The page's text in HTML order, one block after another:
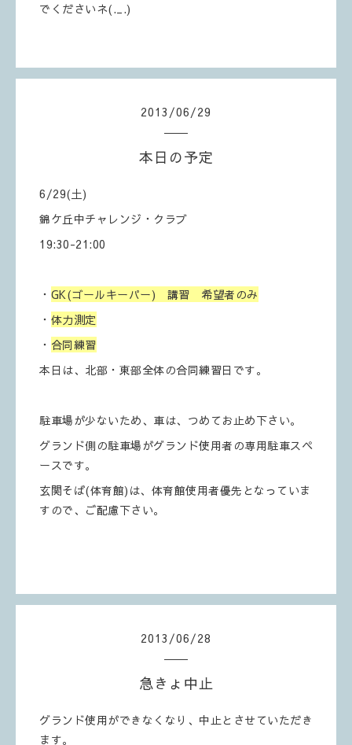
でくださいネ(._.)
2013 /06/29
本日の予定
6/29(土)
錦ケ丘中チャレンジ・クラブ
19:30-21:00
・ GK(ゴールキーパー) 講習 希望者のみ
・ 体力測定
・ 合同練習
本日は、北部・東部全体の合同練習日です。
駐車場が少ないため、車は、つめてお止め下さい。
グランド側の駐車場がグランド使用者の専用駐車スペ
ースです。
玄関そば(体育館)は、体育館使用者優先となっていま
すので、ご配慮下さい。
2013 /06/28
急きょ中止
グランド使用ができなくなり、中止とさせていただき
ます。